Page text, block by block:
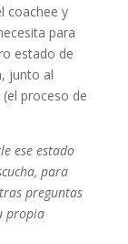
coachee y
para
estado de
junto al
proceso de
ese estado
para
preguntas
propia